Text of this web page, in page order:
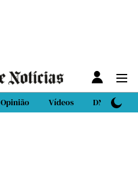
Opinião Vídeos DN Sport